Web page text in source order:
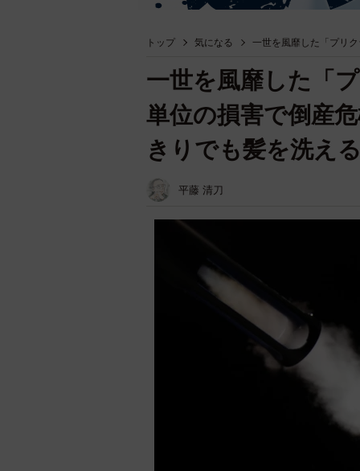
トップ 気になる 一世を風靡した「プリ
一世を風靡した「
単位の損害で倒産
きりでも髪を洗え
平藤 清刀